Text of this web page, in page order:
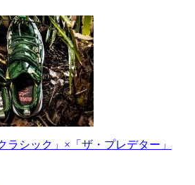
ラシック」×「ザ・プレデター」